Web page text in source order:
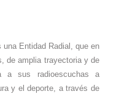
una Entidad Radial, que en
de amplia trayectoria y de
a sus radioescuchas a
y el deporte, a través de